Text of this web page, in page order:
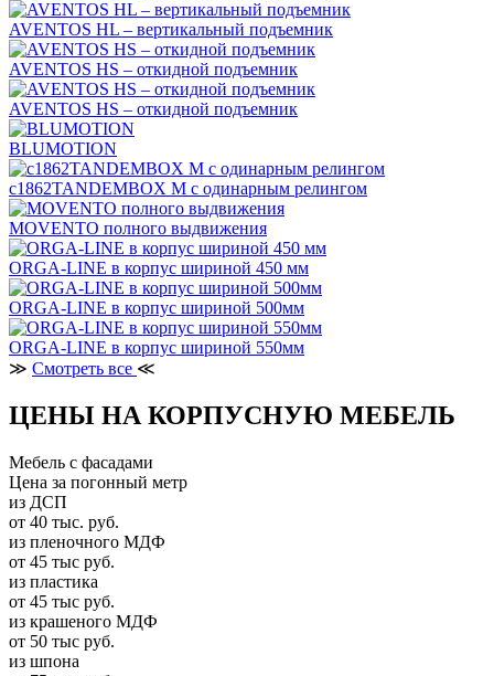
AVENTOS HL – вертикальный подъемник
AVENTOS HS – откидной подъемник
AVENTOS HS – откидной подъемник
BLUMOTION
c1862TANDEMBOX М с одинарным релингом
MOVENTO полного выдвижения
ORGA-LINE в корпус шириной 450 мм
ORGA-LINE в корпус шириной 500мм
ORGA-LINE в корпус шириной 550мм
≫ Смотреть все ≪
ЦЕНЫ НА КОРПУСНУЮ МЕБЕЛЬ
Мебель с фасадами
Цена за погонный метр
из ДСП
от 40 тыс. руб.
из пленочного МДФ
от 45 тыс руб.
из пластика
от 45 тыс руб.
из крашеного МДФ
от 50 тыс руб.
из шпона